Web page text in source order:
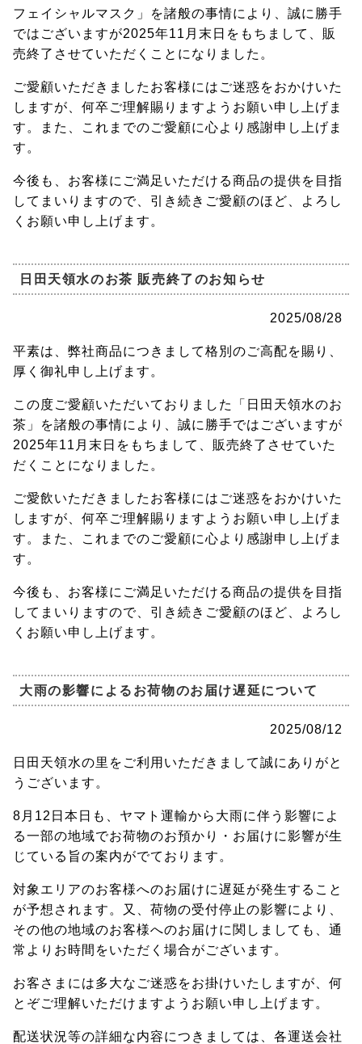
フェイシャルマスク」を諸般の事情により、誠に勝手
ではございますが2025年11月末日をもちまして、販
売終了させていただくことになりました。
ご愛顧いただきましたお客様にはご迷惑をおかけいた
しますが、何卒ご理解賜りますようお願い申し上げま
す。また、これまでのご愛顧に心より感謝申し上げま
す。
今後も、お客様にご満足いただける商品の提供を目指
してまいりますので、引き続きご愛顧のほど、よろし
くお願い申し上げます。
日田天領水のお茶 販売終了のお知らせ
2025/08/28
平素は、弊社商品につきまして格別のご高配を賜り、
厚く御礼申し上げます。
この度ご愛顧いただいておりました「日田天領水のお
茶」を諸般の事情により、誠に勝手ではございますが
2025年11月末日をもちまして、販売終了させていた
だくことになりました。
ご愛飲いただきましたお客様にはご迷惑をおかけいた
しますが、何卒ご理解賜りますようお願い申し上げま
す。また、これまでのご愛顧に心より感謝申し上げま
す。
今後も、お客様にご満足いただける商品の提供を目指
してまいりますので、引き続きご愛顧のほど、よろし
くお願い申し上げます。
大雨の影響によるお荷物のお届け遅延について
2025/08/12
日田天領水の里をご利用いただきまして誠にありがと
うございます。
8月12日本日も、ヤマト運輸から大雨に伴う影響によ
る一部の地域でお荷物のお預かり・お届けに影響が生
じている旨の案内がでております。
対象エリアのお客様へのお届けに遅延が発生すること
が予想されます。又、荷物の受付停止の影響により、
その他の地域のお客様へのお届けに関しましても、通
常よりお時間をいただく場合がございます。
お客さまには多大なご迷惑をお掛けいたしますが、何
とぞご理解いただけますようお願い申し上げます。
配送状況等の詳細な内容につきましては、各運送会社